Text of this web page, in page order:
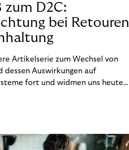
zum D2C:
bei Retouren
Artikelserie zum Wechsel von
dessen Auswirkungen auf
fort und widmen uns heute